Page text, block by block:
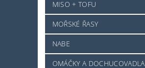
MISO + TOFU
MOŘSKÉ ŘASY
NABE
OMÁČKY A DOCHUCOVADLA